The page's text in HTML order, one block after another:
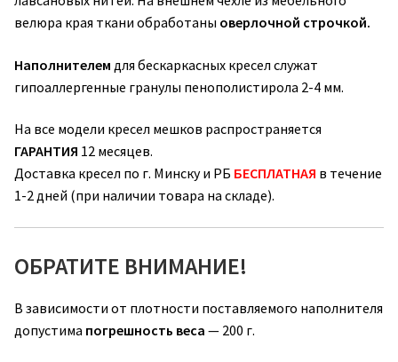
велюра края ткани обработаны оверлочной строчкой.
Наполнителем для бескаркасных кресел служат
гипоаллергенные гранулы пенополистирола 2-4 мм.
На все модели кресел мешков распространяется
ГАРАНТИЯ 12 месяцев.
Доставка кресел по г. Минску и РБ БЕСПЛАТНАЯ в течение
1-2 дней (при наличии товара на складе).
ОБРАТИТЕ ВНИМАНИЕ!
В зависимости от плотности поставляемого наполнителя
допустима погрешность веса — 200 г.